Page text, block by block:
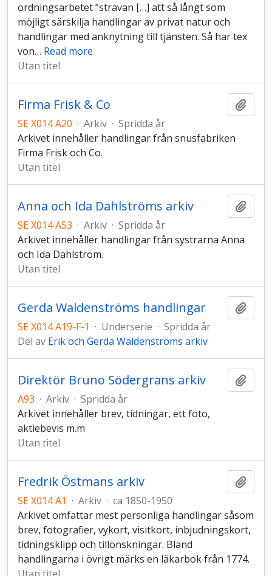
ordningsarbetet ”strävan […] att så långt som
möjligt särskilja handlingar av privat natur och
handlingar med anknytning till tjänsten. Så har tex
von… Read more
Utan titel
Firma Frisk & Co
SE X014 A20 · Arkiv · Spridda år
Arkivet innehåller handlingar från snusfabriken
Firma Frisk och Co.
Utan titel
Anna och Ida Dahlströms arkiv
SE X014 A53 · Arkiv · Spridda år
Arkivet innehåller handlingar från systrarna Anna
och Ida Dahlström.
Utan titel
Gerda Waldenströms handlingar
SE X014 A19-F-1 · Underserie · Spridda år
Del av Erik och Gerda Waldenströms arkiv
Direktör Bruno Södergrans arkiv
A93 · Arkiv · Spridda år
Arkivet innehåller brev, tidningar, ett foto,
aktiebevis m.m
Utan titel
Fredrik Östmans arkiv
SE X014 A1 · Arkiv · ca 1850-1950
Arkivet omfattar mest personliga handlingar såsom
brev, fotografier, vykort, visitkort, inbjudningskort,
tidningsklipp och tillönskningar. Bland
handlingarna i övrigt märks en läkarbok från 1774.